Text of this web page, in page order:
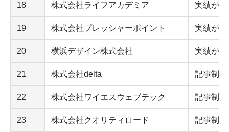
18 株式会社ライフアカデミア 実績が豊
19 株式会社プレッシャーポイント 実績が豊
20 横浜デザイン株式会社 実績が豊
21 株式会社delta 記事制
22 株式会社ワイエスウェブテック 記事制
23 株式会社クオリティロード 記事制